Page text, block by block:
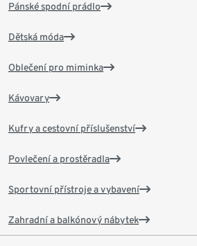
Pánské spodní prádlo
Dětská móda
Oblečení pro miminka
Kávovary
Kufry a cestovní příslušenství
Povlečení a prostěradla
Sportovní přístroje a vybavení
Zahradní a balkónový nábytek